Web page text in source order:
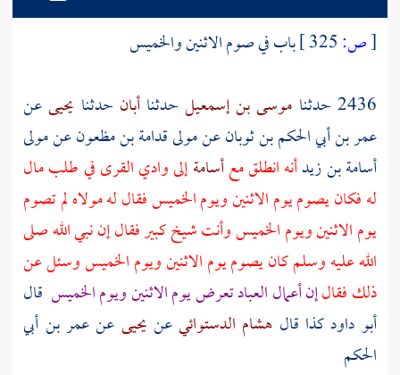
[ص:
باب في صوم الاثنين والخميس
2436 حدثنا
موسى بن إسمعيل حدثناأبان حدثنا يحيىعن
عمر بن أبي الحكم بن ثوبانعنمولى قدامة بن مظعونعنمولى
أسامة بن زيدأنه انطلق معأسامةإلىوادي القرىفي طلب مال
له فكان يصوم يوم الاثنين ويوم الخميس فقال له مولاه لم تصوم
يوم الاثنين ويوم الخميس وأنت شيخ كبير فقال إن نبي الله صلى
الله عليه وسلم كان يصوم يوم الاثنين ويوم الخميس وسئل عن
ذلك فقالإن أعمال العباد تعرض يوم الاثنين ويوم الخميس قال
أبو داود كذا قال هشام الدستوائيعن يحيى عنعمر بن أبي
الحكم